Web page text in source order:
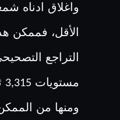
الأقل، فممكن
التراجع
مستويات 3,315
ومنها من